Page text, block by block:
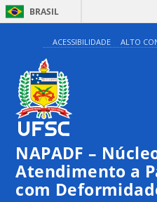
BRASIL
ACESSIBILIDADE ALTO
NAPADF –
Atendimento a
com